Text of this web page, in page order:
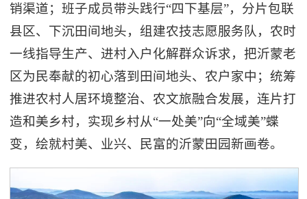
销渠道；班子成员带头践行“四下基层”，分片包联
县区、下沉田间地头，组建农技志愿服务队，农时
一线指导生产、进村入户化解群众诉求，把沂蒙老
区为民奉献的初心落到田间地头、农户家中；统筹
推进农村人居环境整治、农文旅融合发展，连片打
造和美乡村，实现乡村从“一处美”向“全域美”蝶
变，绘就村美、业兴、民富的沂蒙田园新画卷。